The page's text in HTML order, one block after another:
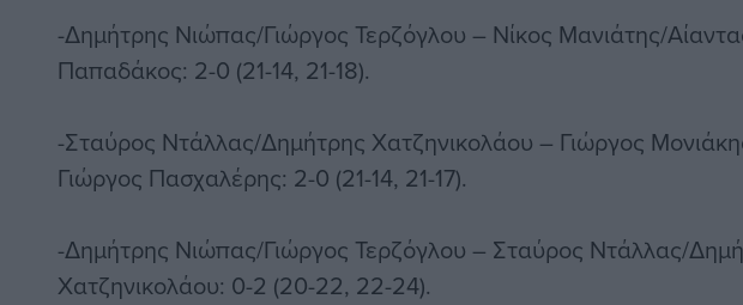
-Δημήτρης Νιώπας/Γιώργος Τερζόγλου – Νίκος Μανιάτης/
Παπαδάκος: 2-0 (21-14, 21-18).
-Σταύρος Ντάλλας/Δημήτρης Χατζηνικολάου – Γιώργος
Γιώργος Πασχαλέρης: 2-0 (21-14, 21-17).
-Δημήτρης Νιώπας/Γιώργος Τερζόγλου – Σταύρος Ντάλλας/
Χατζηνικολάου: 0-2 (20-22, 22-24).